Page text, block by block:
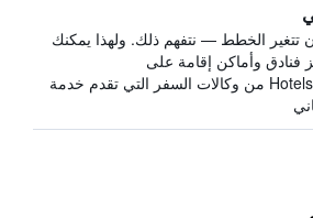
تتغير الخطط — نتفهم ذلك. ولهذا يمكنك
فنادق وأماكن إقامة على
HotelsCombined من وكالات السفر التي تقدم خدمة